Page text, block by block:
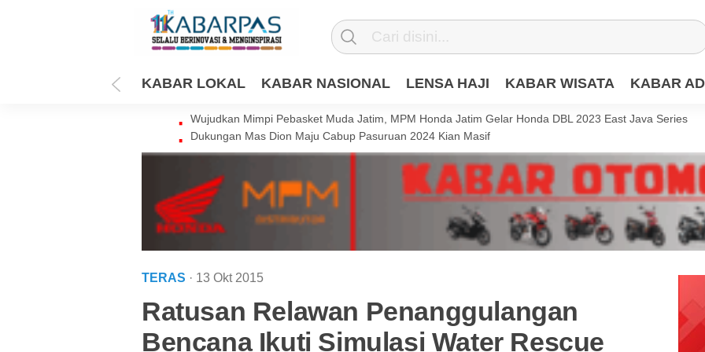
KABAR LOKAL KABAR NASIONAL LENSA HAJI KABAR WISATA KABAR
Wujudkan Mimpi Pebasket Muda Jatim, MPM Honda Jatim Gelar Honda DBL 2023 East Java Series
Dukungan Mas Dion Maju Cabup Pasuruan 2024 Kian Masif
TERAS · 13 Okt 2015
Ratusan Relawan Penanggulangan
Bencana Ikuti Simulasi Water Rescue